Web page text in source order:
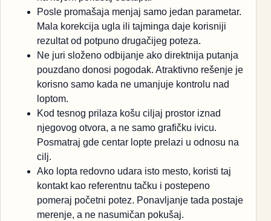
Posle promašaja menjaj samo jedan parametar.
Mala korekcija ugla ili tajminga daje korisniji
rezultat od potpuno drugačijeg poteza.
Ne juri složeno odbijanje ako direktnija putanja
pouzdano donosi pogodak. Atraktivno rešenje je
korisno samo kada ne umanjuje kontrolu nad
loptom.
Kod tesnog prilaza košu ciljaj prostor iznad
njegovog otvora, a ne samo grafičku ivicu.
Posmatraj gde centar lopte prelazi u odnosu na
cilj.
Ako lopta redovno udara isto mesto, koristi taj
kontakt kao referentnu tačku i postepeno
pomeraj početni potez. Ponavljanje tada postaje
merenje, a ne nasumičan pokušaj.